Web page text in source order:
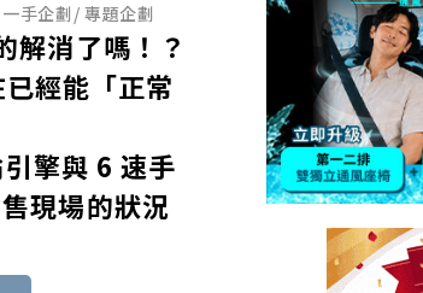
一手企劃 /專題企劃
解消了嗎！？
經能「正常
擎與 6 速手
現場的狀況